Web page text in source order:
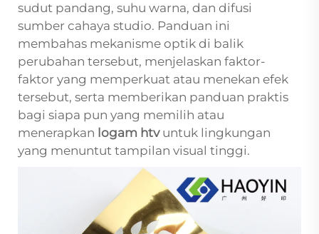
sudut pandang, suhu warna, dan difusi
sumber cahaya studio. Panduan ini
membahas mekanisme optik di balik
perubahan tersebut, menjelaskan faktor-
faktor yang memperkuat atau menekan efek
tersebut, serta memberikan panduan praktis
bagi siapa pun yang memilih atau
menerapkan logam htv untuk lingkungan
yang menuntut tampilan visual tinggi.